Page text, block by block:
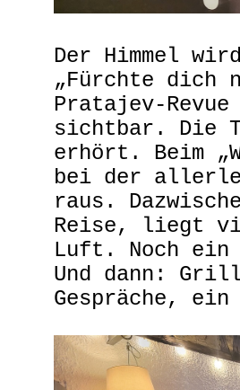
Der Himmel
„Fürchte dich
Pratajev-
sichtbar. Die
erhört. Beim
bei der
raus.
Reise, liegt
Luft. Noch ein
Und dann:
Gespräche,